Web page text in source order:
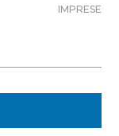
IMPRESE